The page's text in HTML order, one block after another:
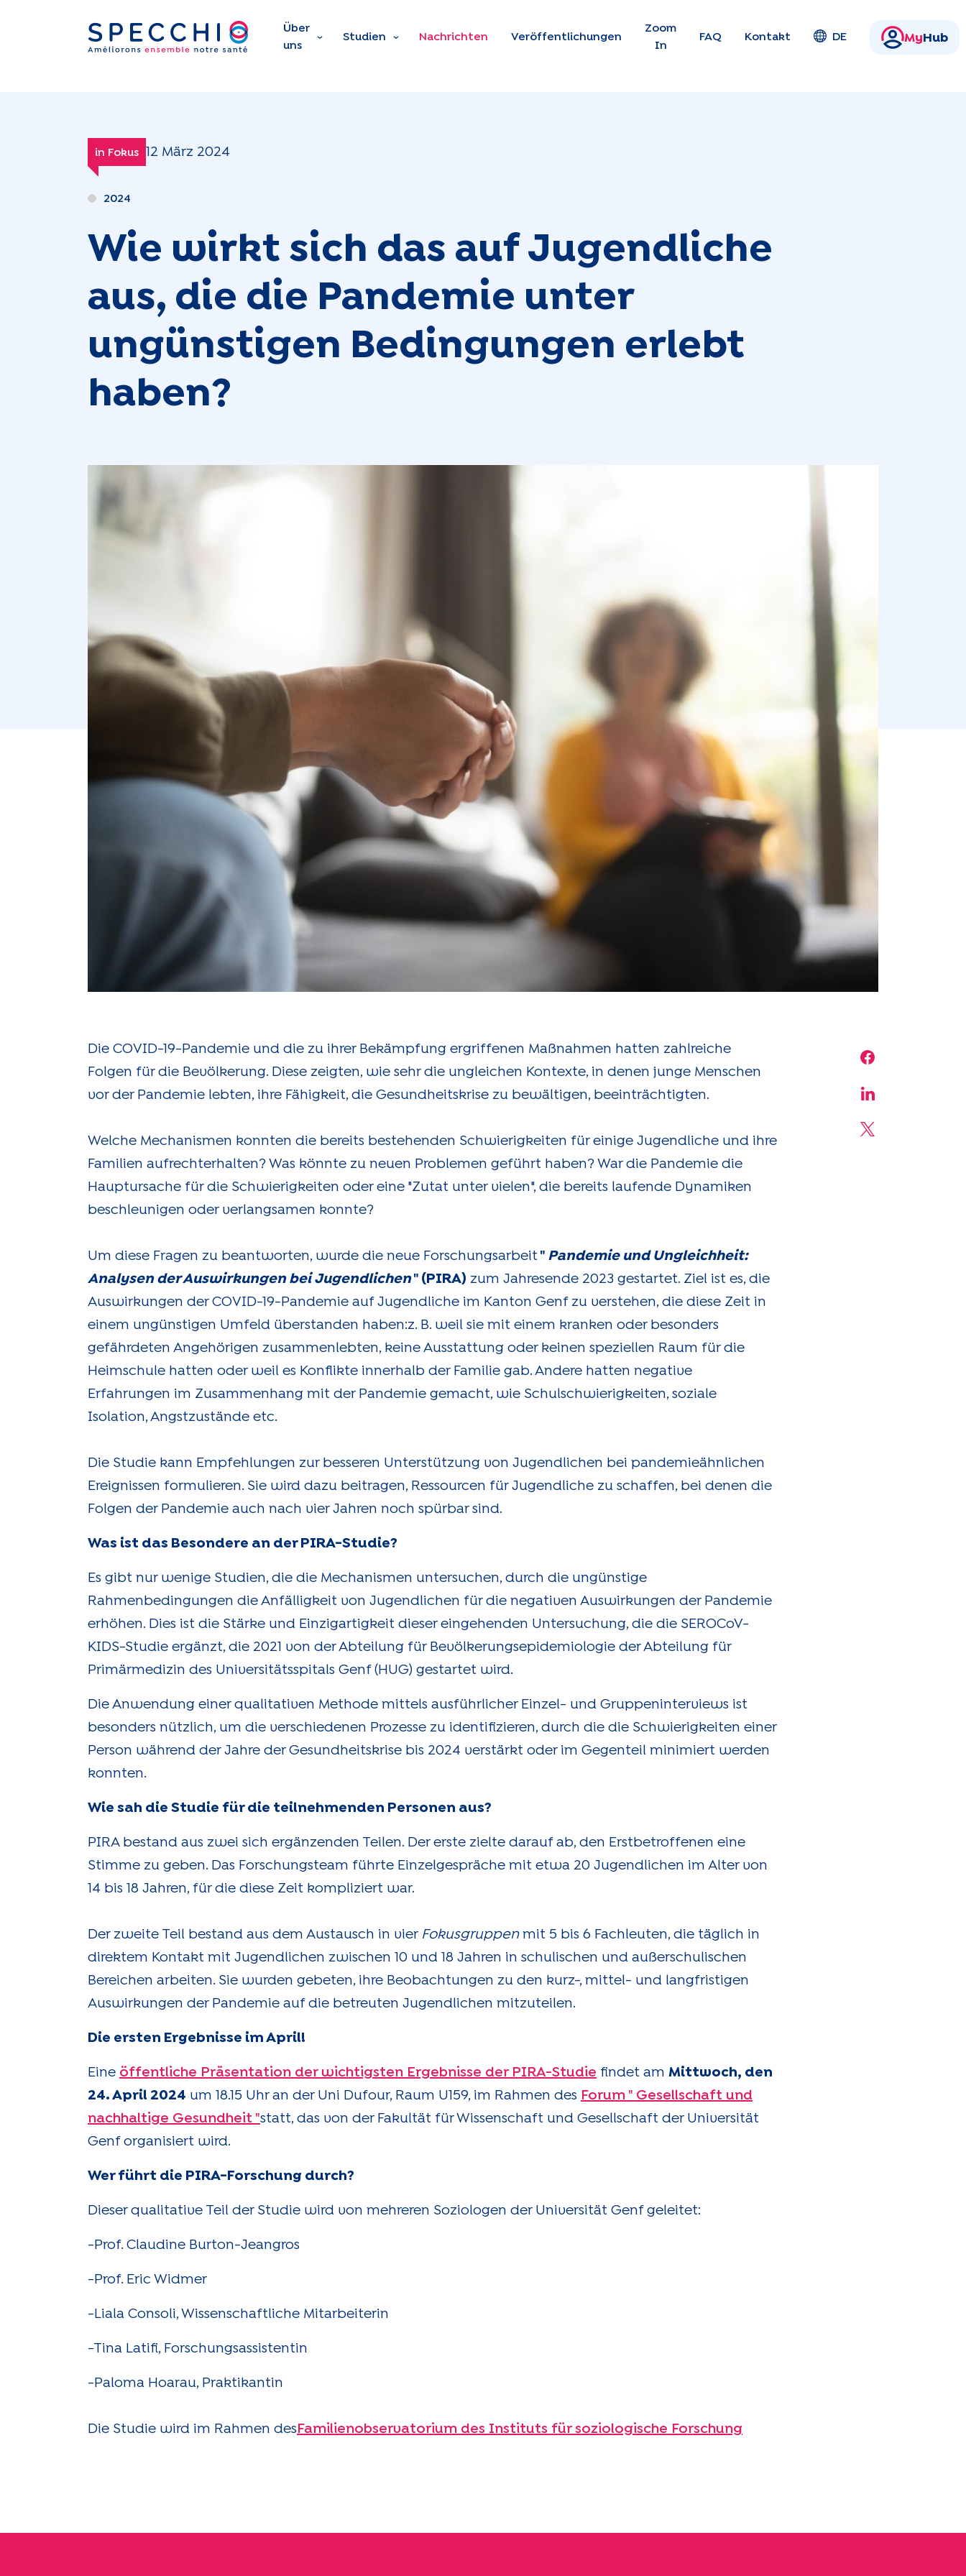
Zum Hauptinhalt springen
Über
uns
Studien Nachrichten Veröffentlichungen
Zoom
In
FAQ Kontakt DE My Hub
in Fokus 12 März 2024
2024
Wie wirkt sich das auf Jugendliche
aus, die die Pandemie unter
ungünstigen Bedingungen erlebt
haben?
Share on
Share on
Share on X
Die COVID-19-Pandemie und die zu ihrer Bekämpfung ergriffenen Maßnahmen hatten zahlreiche
Folgen für die Bevölkerung. Diese zeigten, wie sehr die ungleichen Kontexte, in denen junge Menschen
vor der Pandemie lebten, ihre Fähigkeit, die Gesundheitskrise zu bewältigen, beeinträchtigten.
Welche Mechanismen konnten die bereits bestehenden Schwierigkeiten für einige Jugendliche und ihre
Familien aufrechterhalten? Was könnte zu neuen Problemen geführt haben? War die Pandemie die
Hauptursache für die Schwierigkeiten oder eine "Zutat unter vielen", die bereits laufende Dynamiken
beschleunigen oder verlangsamen konnte?
Um diese Fragen zu beantworten, wurde die neue Forschungsarbeit " Pandemie und Ungleichheit:
Analysen der Auswirkungen bei Jugendlichen" (PIRA) zum Jahresende 2023 gestartet. Ziel ist es, die
Auswirkungen der COVID-19-Pandemie auf Jugendliche im Kanton Genf zu verstehen, die diese Zeit in
einem ungünstigen Umfeld überstanden haben:z. B. weil sie mit einem kranken oder besonders
gefährdeten Angehörigen zusammenlebten, keine Ausstattung oder keinen speziellen Raum für die
Heimschule hatten oder weil es Konflikte innerhalb der Familie gab. Andere hatten negative
Erfahrungen im Zusammenhang mit der Pandemie gemacht, wie Schulschwierigkeiten, soziale
Isolation, Angstzustände etc.
Die Studie kann Empfehlungen zur besseren Unterstützung von Jugendlichen bei pandemieähnlichen
Ereignissen formulieren. Sie wird dazu beitragen, Ressourcen für Jugendliche zu schaffen, bei denen die
Folgen der Pandemie auch nach vier Jahren noch spürbar sind.
Was ist das Besondere an der PIRA-Studie?
Es gibt nur wenige Studien, die die Mechanismen untersuchen, durch die ungünstige
Rahmenbedingungen die Anfälligkeit von Jugendlichen für die negativen Auswirkungen der Pandemie
erhöhen. Dies ist die Stärke und Einzigartigkeit dieser eingehenden Untersuchung, die die SEROCoV-
KIDS-Studie ergänzt, die 2021 von der Abteilung für Bevölkerungsepidemiologie der Abteilung für
Primärmedizin des Universitätsspitals Genf (HUG) gestartet wird.
Die Anwendung einer qualitativen Methode mittels ausführlicher Einzel- und Gruppeninterviews ist
besonders nützlich, um die verschiedenen Prozesse zu identifizieren, durch die die Schwierigkeiten einer
Person während der Jahre der Gesundheitskrise bis 2024 verstärkt oder im Gegenteil minimiert werden
konnten.
Wie sah die Studie für die teilnehmenden Personen aus?
PIRA bestand aus zwei sich ergänzenden Teilen. Der erste zielte darauf ab, den Erstbetroffenen eine
Stimme zu geben. Das Forschungsteam führte Einzelgespräche mit etwa 20 Jugendlichen im Alter von
14 bis 18 Jahren, für die diese Zeit kompliziert war.
Der zweite Teil bestand aus dem Austausch in vier Fokusgruppenmit 5 bis 6 Fachleuten, die täglich in
direktem Kontakt mit Jugendlichen zwischen 10 und 18 Jahren in schulischen und außerschulischen
Bereichen arbeiten. Sie wurden gebeten, ihre Beobachtungen zu den kurz-, mittel- und langfristigen
Auswirkungen der Pandemie auf die betreuten Jugendlichen mitzuteilen.
Die ersten Ergebnisse im April!
Eine öffentliche Präsentation der wichtigsten Ergebnisse der PIRA-Studie findet am Mittwoch, den
24. April 2024 um 18.15 Uhr an der Uni Dufour, Raum U159, im Rahmen des Forum " Gesellschaft und
nachhaltige Gesundheit "statt, das von der Fakultät für Wissenschaft und Gesellschaft der Universität
Genf organisiert wird.
Wer führt die PIRA-Forschung durch?
Dieser qualitative Teil der Studie wird von mehreren Soziologen der Universität Genf geleitet:
-Prof. Claudine Burton-Jeangros
-Prof. Eric Widmer
-Liala Consoli, Wissenschaftliche Mitarbeiterin
-Tina Latifi, Forschungsassistentin
-Paloma Hoarau, Praktikantin
Die Studie wird im Rahmen des Familienobservatorium des Instituts für soziologische Forschung